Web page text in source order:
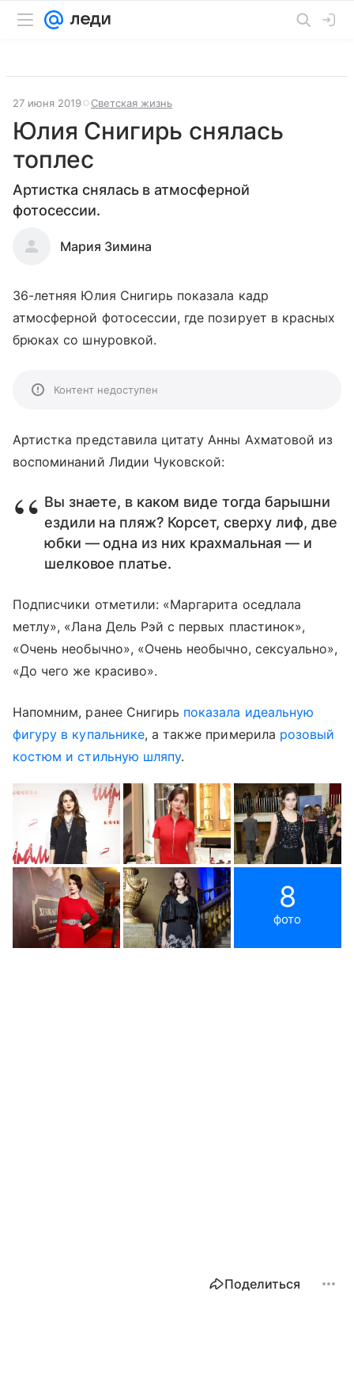
27 июня 2019 Светская жизнь
Юлия Снигирь снялась
топлес
Артистка снялась в атмосферной
фотосессии.
Мария Зимина
36-летняя Юлия Снигирь показала кадр
атмосферной фотосессии, где позирует в красных
брюках со шнуровкой.
Контент недоступен
Артистка представила цитату Анны Ахматовой из
воспоминаний Лидии Чуковской:
Вы знаете, в каком виде тогда барышни
ездили на пляж? Корсет, сверху лиф, две
юбки — одна из них крахмальная — и
шелковое платье.
Подписчики отметили: «Маргарита оседлала
метлу», «Лана Дель Рэй с первых пластинок»,
«Очень необычно», «Очень необычно, сексуально»,
«До чего же красиво».
Напомним, ранее Снигирь показала идеальную
фигуру в купальнике, а также примерила розовый
костюм и стильную шляпу.
8
фото
Поделиться